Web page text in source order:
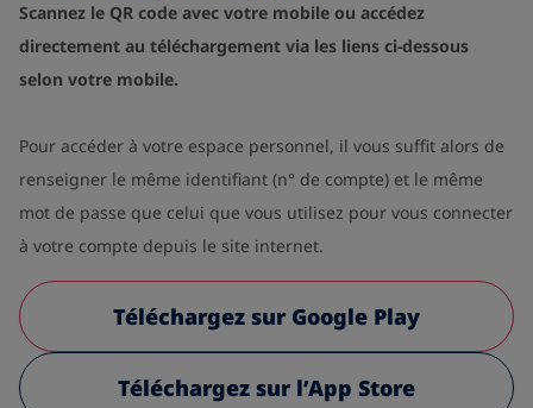
Scannez le QR code avec votre mobile ou accédez
directement au téléchargement via les liens ci-dessous
selon votre mobile.
Pour accéder à votre espace personnel, il vous suffit alors de
renseigner le même identifiant (n° de compte) et le même
mot de passe que celui que vous utilisez pour vous connecter
à votre compte depuis le site internet.
Téléchargez sur Google Play
Téléchargez sur l’App Store